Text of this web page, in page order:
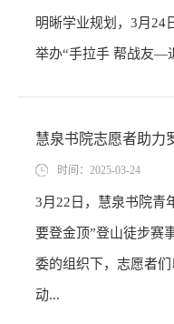
明晰学业规划，3月24
举办“手拉手 帮战友—
慧泉书院志愿者助力
时间：2025-03-24
3月22日，慧泉书院青
要登金顶”登山徒步赛
委的组织下，志愿者
动...